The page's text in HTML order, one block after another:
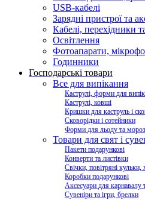
USB-кабелі
Зарядні пристрої та
Кабелі, перехідники
Освітлення
Фотоапарати,
Годинники
Господарські товари
Все для випікання
Каструлі, форми для
Каструлі, ковші
Кришки для каструль і
Сковорідки і сотейники
Форми для льоду та
Товари для свят і
Пакети подарункові
Конверти та листівки
Свічки, повітряні кульки,
Коробки подарункові
Аксесуари для карнавалу
Сувеніри та ігри, брелки